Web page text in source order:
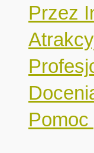
Przez